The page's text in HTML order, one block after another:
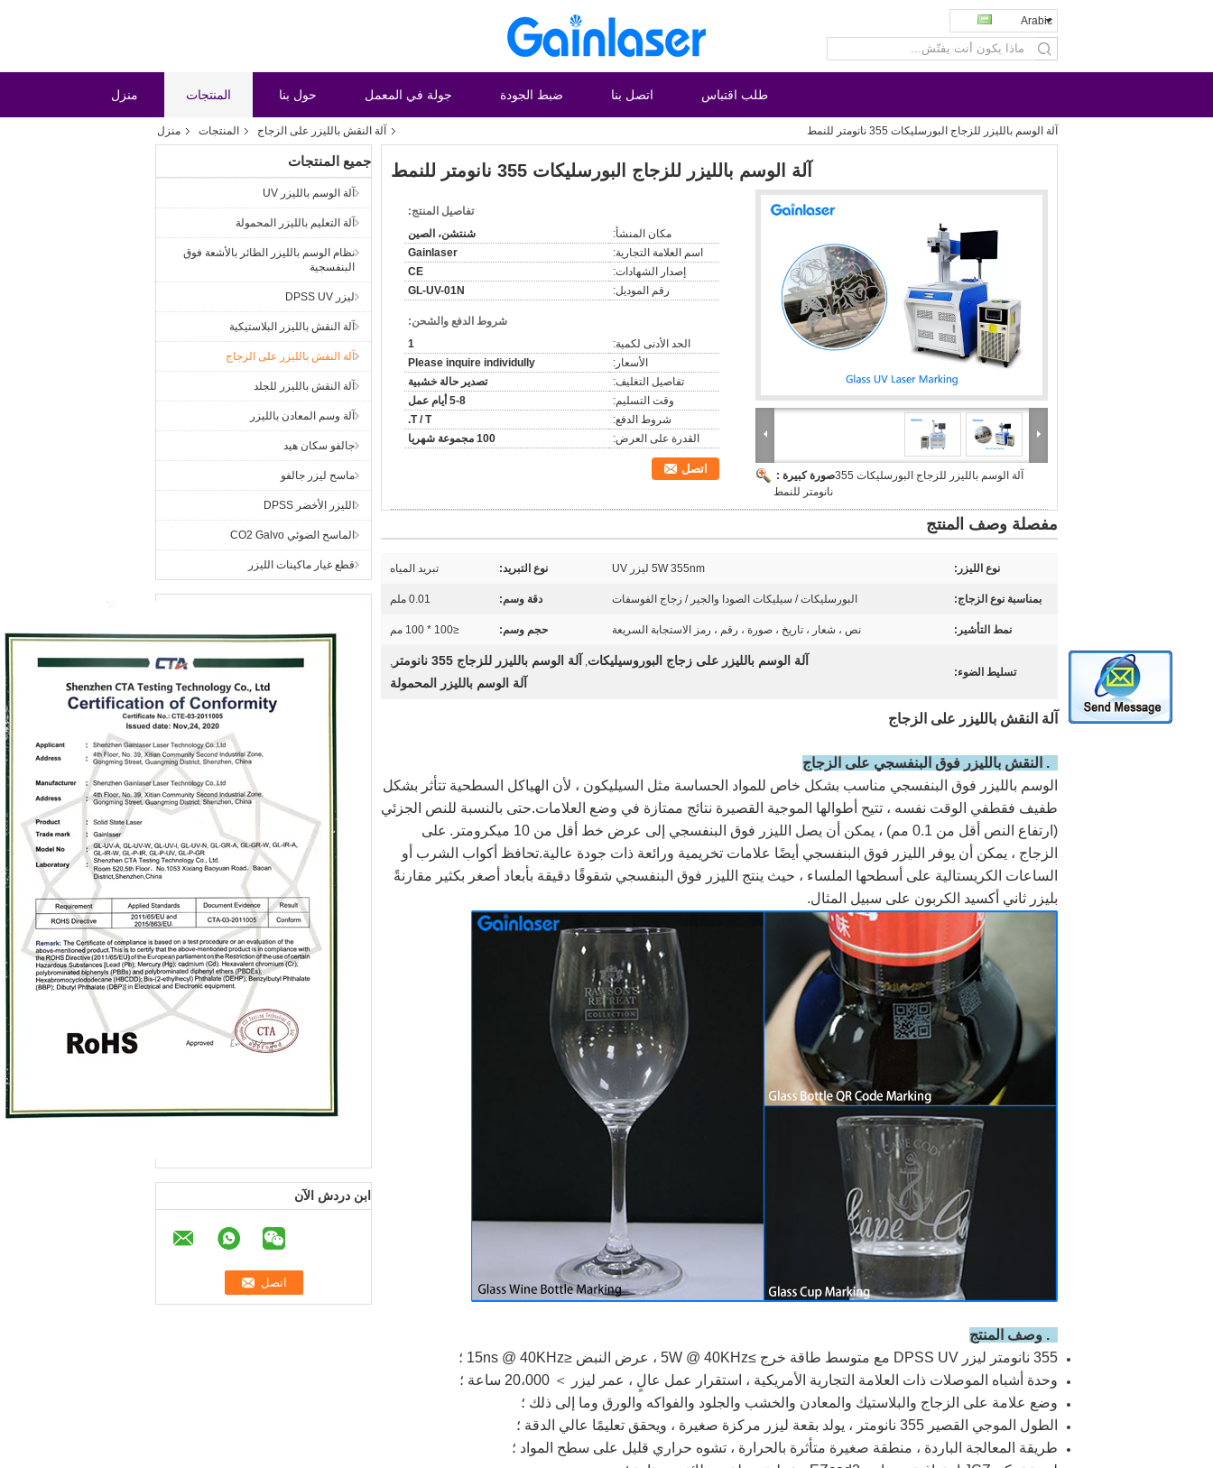
Arabic
search
منزل المنتجات حول بنا جولة في المعمل ضبط الجودة اتصل بنا طلب اقتباس
منزل المنتجات آلة النقش بالليزر على الزجاج آلة الوسم بالليزر للزجاج البورسليكات 355 نانومتر للنمط
جميع المنتجات
آلة الوسم بالليزر UV
آلة التعليم بالليزر المحمولة
نظام الوسم بالليزر الطائر بالأشعة فوق
البنفسجية
ليزر DPSS UV
آلة النقش بالليزر البلاستيكية
آلة النقش بالليزر على الزجاج
آلة النقش بالليزر للجلد
آلة وسم المعادن بالليزر
جالفو سكان هيد
ماسح ليزر جالفو
الليزر الأخضر DPSS
الماسح الضوئي CO2 Galvo
قطع غيار ماكينات الليزر
ابن دردش الآن
آلة الوسم بالليزر للزجاج البورسليكات 355 نانومتر للنمط
صورة كبيرة :آلة الوسم بالليزر للزجاج البورسليكات 355
نانومتر للنمط
تفاصيل المنتج:
مكان المنشأ:
شنتشن، الصين
اسم العلامة التجارية:
Gainlaser
إصدار الشهادات:
CE
رقم الموديل:
GL-UV-01N
شروط الدفع والشحن:
الحد الأدنى لكمية:
1
الأسعار:
Please inquire individully
تفاصيل التغليف:
تصدير حالة خشبية
وقت التسليم:
5-8 أيام عمل
شروط الدفع:
T / T.
القدرة على العرض:
100 مجموعة شهريا
اتصل
مفصلة وصف المنتج
نوع الليزر: 5W 355nm ليزر UV نوع التبريد: تبريد المياه
بمناسبة نوع الزجاج: البورسليكات / سيليكات الصودا والجير / زجاج الفوسفات دقة وسم: 0.01 ملم
نمط التأشير: نص ، شعار ، تاريخ ، صورة ، رقم ، رمز الاستجابة السريعة حجم وسم: ≤100 * 100 مم
تسليط الضوء:
آلة الوسم بالليزر على زجاج البوروسيليكات, آلة الوسم بالليزر للزجاج 355 نانومتر ,
آلة الوسم بالليزر المحمولة
آلة النقش بالليزر على الزجاج
النقش بالليزر فوق البنفسجي على الزجاج
الوسم بالليزر فوق البنفسجي مناسب بشكل خاص للمواد الحساسة مثل السيليكون ، لأن الهياكل السطحية تتأثر بشكل
طفيف فقطفي الوقت نفسه ، تتيح أطوالها الموجية القصيرة نتائج ممتازة في وضع العلامات.حتى بالنسبة للنص الجزئي
(ارتفاع النص أقل من 0.1 مم) ، يمكن أن يصل الليزر فوق البنفسجي إلى عرض خط أقل من 10 ميكرومتر.
على
الزجاج ، يمكن أن يوفر الليزر فوق البنفسجي أيضًا علامات تخريمية ورائعة ذات جودة عالية.تحافظ أكواب الشرب أو
الساعات الكريستالية على أسطحها الملساء ، حيث ينتج الليزر فوق البنفسجي شقوقًا دقيقة بأبعاد أصغر بكثير مقارنةً
بليزر ثاني أكسيد الكربون على سبيل المثال.
355 نانومتر ليزر DPSS UV مع متوسط ​​طاقة خرج ≥5W @ 40KHz ، عرض النبض ≤15ns @ 40KHz ؛
وحدة أشباه الموصلات ذات العلامة التجارية الأمريكية ، استقرار عمل عالٍ ، عمر ليزر ＞ 20،000 ساعة ؛
وضع علامة على الزجاج والبلاستيك والمعادن والخشب والجلود والفواكه والورق وما إلى ذلك ؛
الطول الموجي القصير 355 نانومتر ، يولد بقعة ليزر مركزة صغيرة ، ويحقق تعليمًا عالي الدقة ؛
طريقة المعالجة الباردة ، منطقة صغيرة متأثرة بالحرارة ، تشوه حراري قليل على سطح المواد ؛